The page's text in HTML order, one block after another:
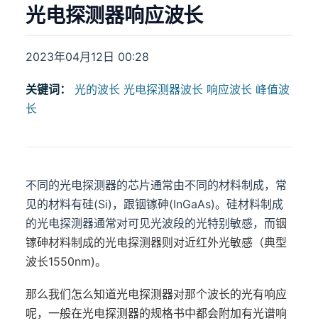
光电探测器响应波长
2023年04月12日 00:28
关键词： 光的波长 光电探测器波长 响应波长 峰值波
长
不同的光电探测器的芯片通常由不同的材料制成，常
见的材料有硅(Si)，跟铟镓砷(InGaAs)。硅材料制成
的光电探测器通常对可见光波段的光特别敏感，而铟
镓砷材料制成的光电探测器则对近红外光敏感（典型
波长1550nm)。
那么我们怎么知道光电探测器对那个波长的光有响应
呢，一般在光电探测器的规格书中都会附加有光谱响